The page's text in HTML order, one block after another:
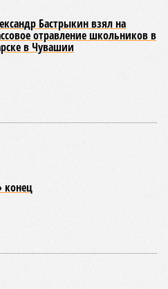
Бастрыкин взял на
отравление школьников в
в Чувашии
конец